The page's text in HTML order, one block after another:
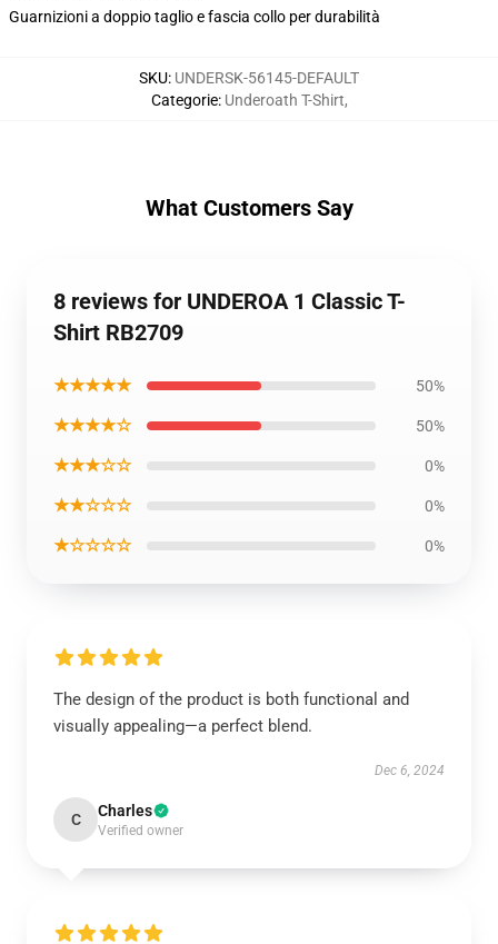
Guarnizioni a doppio taglio e fascia collo per durabilità
SKU: UNDERSK-56145-DEFAULT
Categorie: Underoath T-Shirt,
What Customers Say
8 reviews for UNDEROA 1 Classic T-
Shirt RB2709
★★★★★ 50%
★★★★☆ 50%
★★★☆☆ 0%
★★☆☆☆ 0%
★☆☆☆☆ 0%
The design of the product is both functional and
visually appealing—a perfect blend.
Dec 6, 2024
C Charles
Verified owner